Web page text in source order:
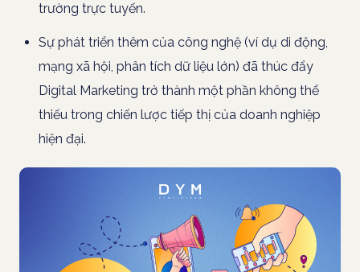
trường trực tuyến.
Sự phát triển thêm của công nghệ (ví dụ di động,
mạng xã hội, phân tích dữ liệu lớn) đã thúc đẩy
Digital Marketing trở thành một phần không thể
thiếu trong chiến lược tiếp thị của doanh nghiệp
hiện đại.